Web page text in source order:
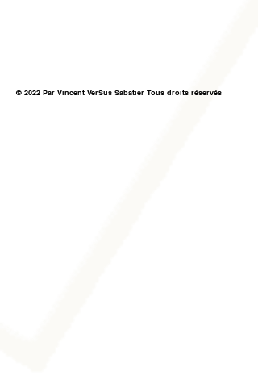
© 2022 Par Vincent VerSus Sabatier Tous droits réservés